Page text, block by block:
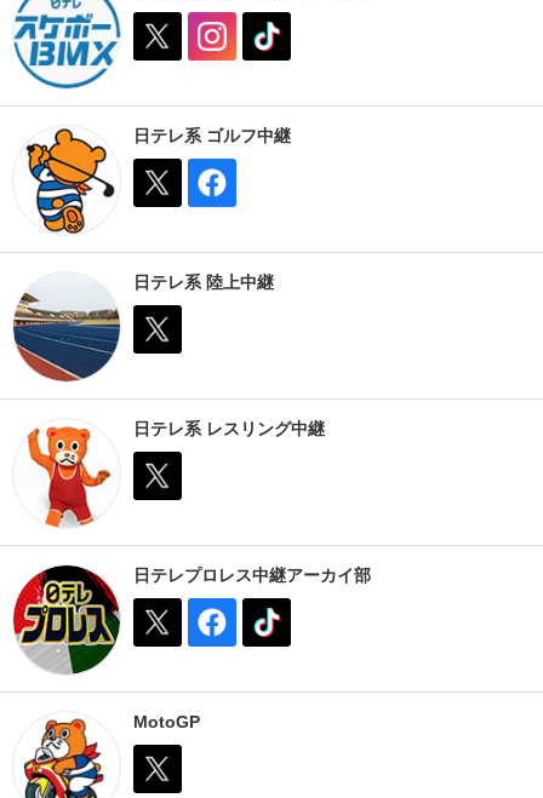
日テレ系 ゴルフ中継
日テレ系 陸上中継
日テレ系 レスリング中継
日テレプロレス中継アーカイ部
MotoGP